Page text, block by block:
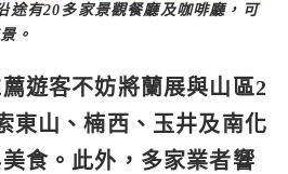
途有20多家景觀餐廳及咖啡廳，可
。
遊客不妨將蘭展與山區2
東山、楠西、玉井及南化
食。此外，多家業者響